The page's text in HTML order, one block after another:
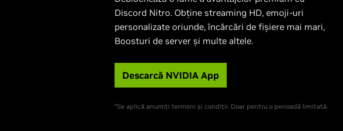
Discord Nitro. Obține streaming HD, emoji-uri
personalizate oriunde, încărcări de fișiere mai mari,
Boosturi de server și multe altele.
Descarcă NVIDIA App
*Se aplică anumiți termeni și condiții. Doar pentru o perioadă limitată.